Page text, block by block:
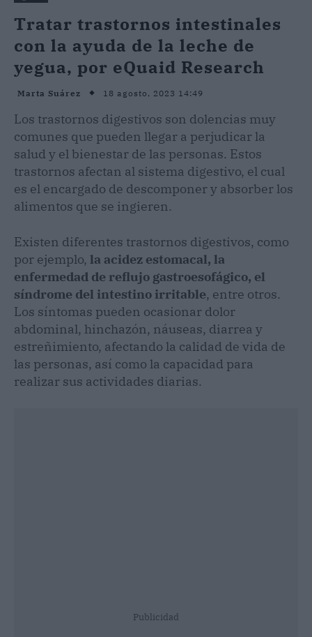
Tratar trastornos intestinales
con la ayuda de la leche de
yegua, por eQuaid Research
Marta Suárez 18 agosto, 2023 14:49
Los trastornos digestivos son dolencias muy
comunes que pueden llegar a perjudicar la
salud y el bienestar de las personas. Estos
trastornos afectan al sistema digestivo, el cual
es el encargado de descomponer y absorber los
alimentos que se ingieren.
Existen diferentes trastornos digestivos, como
por ejemplo, la acidez estomacal, la
enfermedad de reflujo gastroesofágico, el
síndrome del intestino irritable, entre otros.
Los síntomas pueden ocasionar dolor
abdominal, hinchazón, náuseas, diarrea y
estreñimiento, afectando la calidad de vida de
las personas, así como la capacidad para
realizar sus actividades diarias.
Publicidad